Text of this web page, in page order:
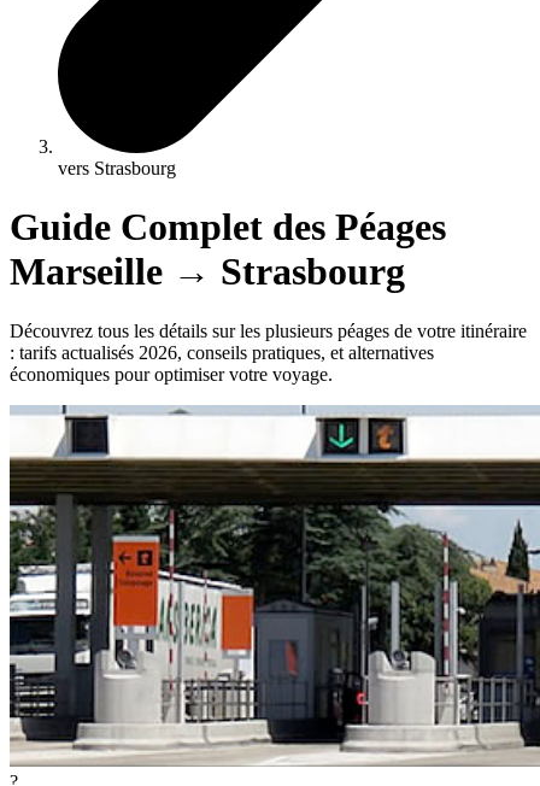
vers Strasbourg
Guide Complet des Péages
Marseille → Strasbourg
Découvrez tous les détails sur les plusieurs péages de votre itinéraire
: tarifs actualisés 2026, conseils pratiques, et alternatives
économiques pour optimiser votre voyage.
?